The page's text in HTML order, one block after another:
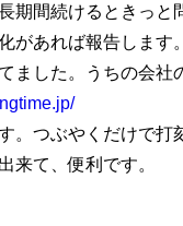
期間続けるときっと
があれば報告します。
ました。うちの会社
。つぶやくだけで打
来て、便利です。
content="【
content="https://
content="ja_JP" />
content="おか